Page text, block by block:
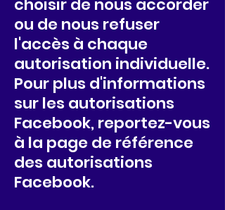
choisir de nous accorder
ou de nous refuser
l'accès à chaque
autorisation individuelle.
Pour plus d'informations
sur les autorisations
Facebook, reportez-vous
à la page de référence
des autorisations
Facebook.